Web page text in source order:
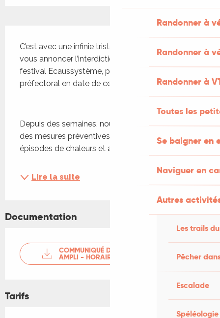
Randonner à
Randonner à
Randonner à
Toutes les
Se baigner en
Naviguer en
Autres
Les trails
Pêcher
Escalade
Spéléologie
C’est avec une infinie tristesse que nous devons
vous annoncer l’interdiction de la 24 édition du
festival Ecaussystème, prononcée par arrêté
préfectoral en date de ce jour.
Depuis des semaines, nous avons mis en place
des mesures préventives pour répondre aux
épisodes de chaleurs et aux alertes...
Lire la suite
Documentation
COMMUNIQUÉ DE PRESSE - 3X -
AMPLI - HORAIRE
Tarifs